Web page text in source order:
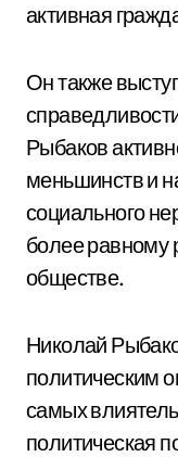
активная
Он также
Рыбаков
меньшинств и
социального
более равному
обществе.
Николай
политическим
самых
политическая